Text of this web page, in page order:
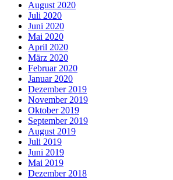
August 2020
Juli 2020
Juni 2020
Mai 2020
April 2020
März 2020
Februar 2020
Januar 2020
Dezember 2019
November 2019
Oktober 2019
September 2019
August 2019
Juli 2019
Juni 2019
Mai 2019
Dezember 2018